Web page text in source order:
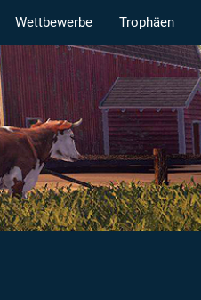
Wettbewerbe Trophäen